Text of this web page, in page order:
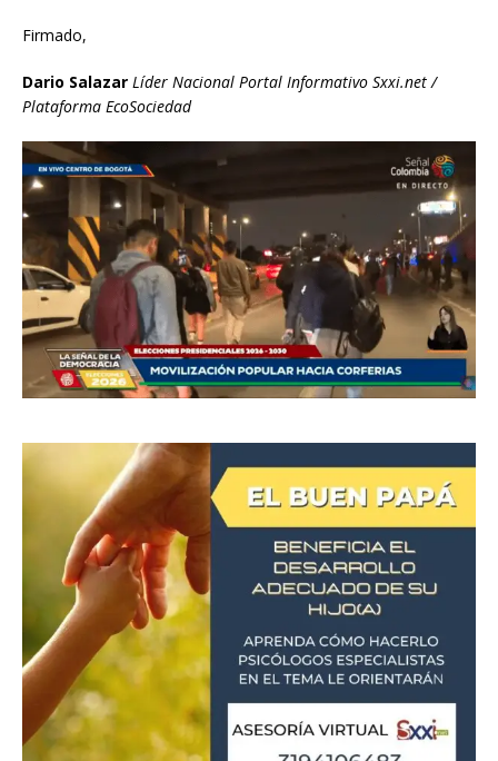
Firmado,
Dario Salazar Líder Nacional Portal Informativo Sxxi.net /
Plataforma EcoSociedad